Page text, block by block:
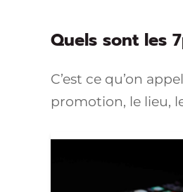
Quels sont les
C’est ce qu’on
promotion, le lieu,